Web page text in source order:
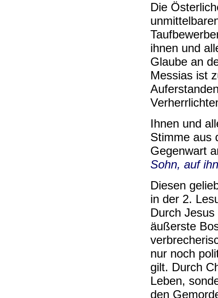
Die
ihnen und
Glaube an
Messias ist
Ihnen und
Stimme aus
Gegenwart
Sohn, auf
Diesen
in der 2.
Durch
äußerste
nur noch
gilt. Durch
Leben,
den